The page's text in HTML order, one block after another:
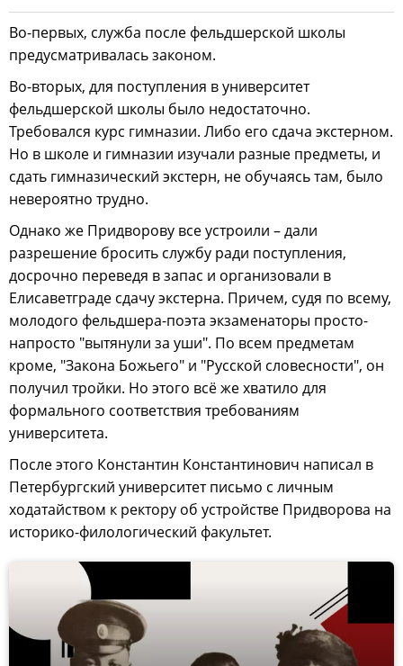
Во-первых, служба после фельдшерской школы
предусматривалась законом.
Во-вторых, для поступления в университет
фельдшерской школы было недостаточно.
Требовался курс гимназии. Либо его сдача экстерном.
Но в школе и гимназии изучали разные предметы, и
сдать гимназический экстерн, не обучаясь там, было
невероятно трудно.
Однако же Придворову все устроили – дали
разрешение бросить службу ради поступления,
досрочно переведя в запас и организовали в
Елисаветграде сдачу экстерна. Причем, судя по всему,
молодого фельдшера-поэта экзаменаторы просто-
напросто "вытянули за уши". По всем предметам
кроме, "Закона Божьего" и "Русской словесности", он
получил тройки. Но этого всё же хватило для
формального соответствия требованиям
университета.
После этого Константин Константинович написал в
Петербургский университет письмо с личным
ходатайством к ректору об устройстве Придворова на
историко-филологический факультет.